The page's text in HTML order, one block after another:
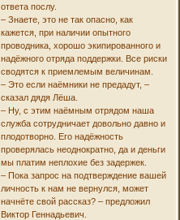
ответа послу.
– Знаете, это не так опасно, как
кажется, при наличии опытного
проводника, хорошо экипированного и
надёжного отряда поддержки. Все риски
сводятся к приемлемым величинам.
– Это если наёмники не предадут, –
сказал дядя Лёша.
– Ну, с этим наёмным отрядом наша
служба сотрудничает довольно давно и
плодотворно. Его надёжность
проверялась неоднократно, да и деньги
мы платим неплохие без задержек.
– Пока запрос на подтверждение вашей
личность к нам не вернулся, может
начнёте свой рассказ? – предложил
Виктор Геннадьевич.